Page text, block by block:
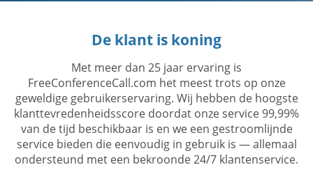
De klant is koning
Met meer dan 25 jaar ervaring is
FreeConferenceCall.com het meest trots op onze
geweldige gebruikerservaring. Wij hebben de hoogste
klanttevredenheidsscore doordat onze service 99,99%
van de tijd beschikbaar is en we een gestroomlijnde
service bieden die eenvoudig in gebruik is — allemaal
ondersteund met een bekroonde 24/7 klantenservice.